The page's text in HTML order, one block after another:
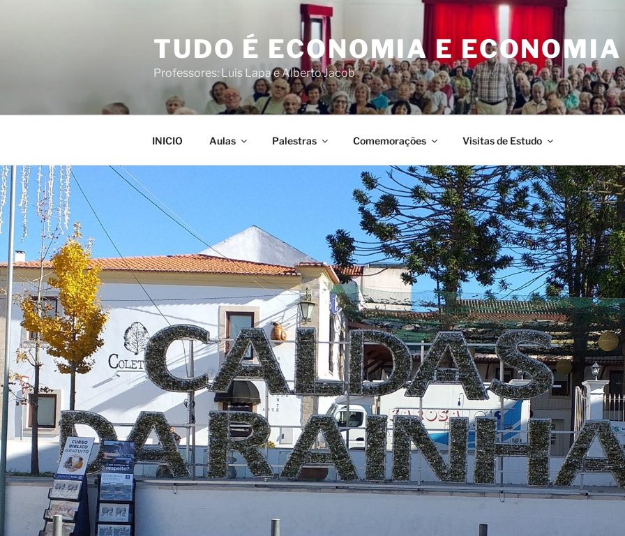
TUDO É ECONOMIA E
Professores: Luis Lapa e Alberto Jacob
INICIO Aulas Palestras Comemorações Visitas de Estudo